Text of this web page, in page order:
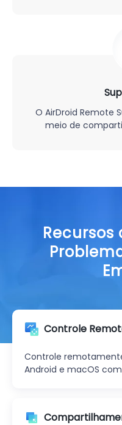
O AirDroid Remote
meio de
Recursos
Controle
Controle
Android e macOS